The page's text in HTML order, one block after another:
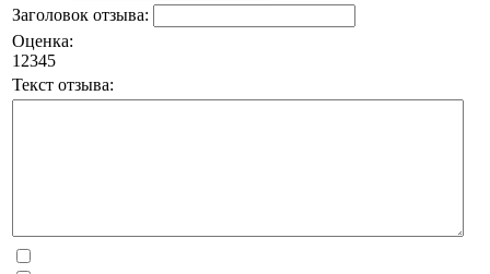
Заголовок отзыва:
Оценка:
1 2345
Текст отзыва: